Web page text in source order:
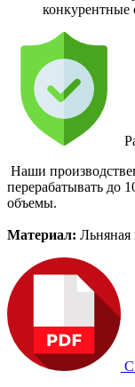
конкурентные
Наши
перерабатывать до
объемы.
Материал: Льняная